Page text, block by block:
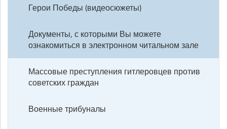
Герои Победы (видеосюжеты)
Документы, с которыми Вы можете
ознакомиться в электронном читальном зале
Массовые преступления гитлеровцев против
советских граждан
Военные трибуналы